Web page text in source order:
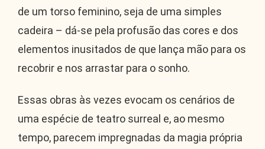
de um torso feminino, seja de uma simples
cadeira – dá-se pela profusão das cores e dos
elementos inusitados de que lança mão para os
recobrir e nos arrastar para o sonho.
Essas obras às vezes evocam os cenários de
uma espécie de teatro surreal e, ao mesmo
tempo, parecem impregnadas da magia própria